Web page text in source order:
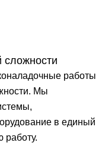
работы
Мы
в единый
работу.